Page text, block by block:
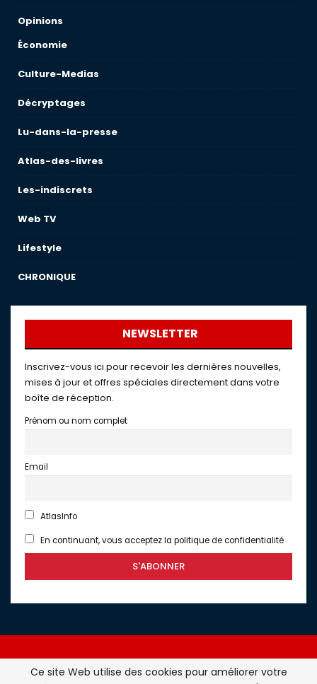
Opinions
Économie
Culture-Medias
Décryptages
Lu-dans-la-presse
Atlas-des-livres
Les-indiscrets
Web TV
Lifestyle
CHRONIQUE
NEWSLETTER
Inscrivez-vous ici pour recevoir les dernières nouvelles,
mises à jour et offres spéciales directement dans votre
boîte de réception.
Prénom ou nom complet
Email
AtlasInfo
En continuant, vous acceptez la politique de confidentialité
Ce site Web utilise des cookies pour améliorer votre